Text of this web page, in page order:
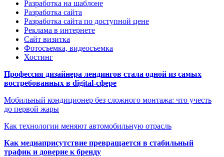
Разработка на шаблоне
Разработка сайта
Разработка сайта по доступной цене
Реклама в интернете
Сайт визитка
Фотосъемка, видеосъемка
Хостинг
Профессия дизайнера лендингов стала одной из самых
востребованных в digital-сфере
Мобильный кондиционер без сложного монтажа: что учесть
до первой жары
Как технологии меняют автомобильную отрасль
Как медиаприсутствие превращается в стабильный
трафик и доверие к бренду